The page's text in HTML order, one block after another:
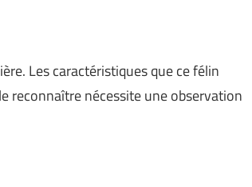
Les caractéristiques que ce félin
reconnaître nécessite une observation